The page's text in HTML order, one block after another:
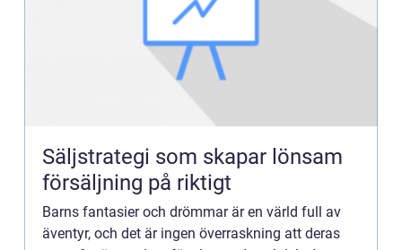
Säljstrategi som skapar lönsam
försäljning på riktigt
Barns fantasier och drömmar är en värld full av
äventyr, och det är ingen överraskning att deras